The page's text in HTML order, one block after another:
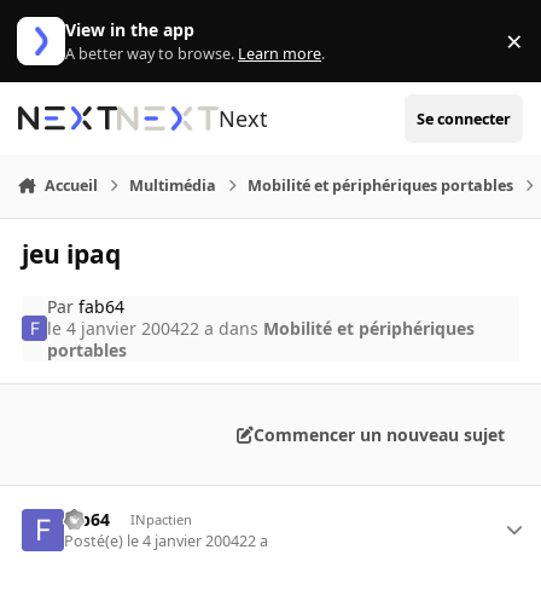
Aller au contenu
View in the app
A better way to browse. Learn more. ×
Next Se connecter
Accueil Multimédia Mobilité et périphériques portables
jeu ipaq
Parfab64
le 4 janvier 200422 a dans Mobilité et périphériques
portables
Commencer un nouveau sujet
fab64 INpactien
Posté(e) le 4 janvier 200422 a